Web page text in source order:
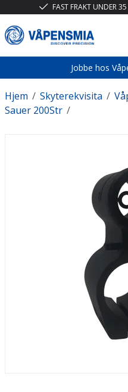
FAST FRAKT UNDER
Jobbe hos
/
Hjem /
Skyterekvisita
/
Sauer 200Str